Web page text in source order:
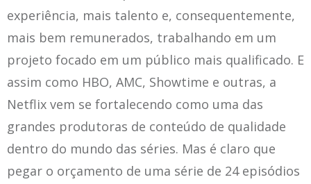
experiência, mais talento e, consequentemente,
mais bem remunerados, trabalhando em um
projeto focado em um público mais qualificado. E
assim como HBO, AMC, Showtime e outras, a
Netflix vem se fortalecendo como uma das
grandes produtoras de conteúdo de qualidade
dentro do mundo das séries. Mas é claro que
pegar o orçamento de uma série de 24 episódios